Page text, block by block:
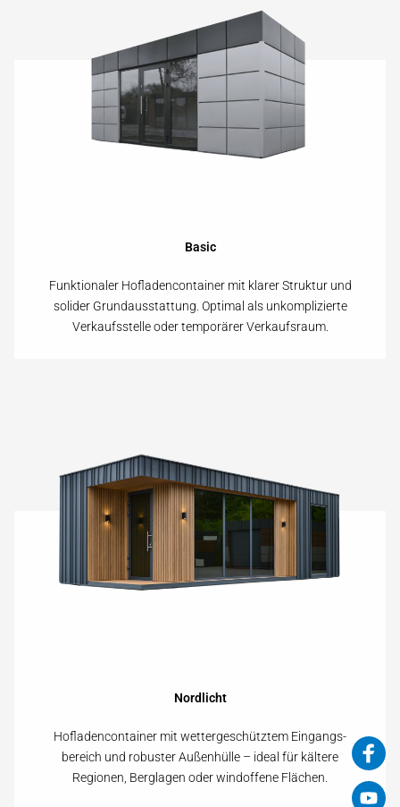
Basic
Funktionaler Hofladencontainer mit klarer Struktur und
solider Grund­ausstattung. Optimal als unkomplizierte
Verkaufs­stelle oder temporärer Verkaufs­raum.
Nordlicht
Hofladencontainer mit wetter­geschütztem Eingangs­
bereich und robuster Außen­hülle – ideal für kältere
Regionen, Berglagen oder wind­offene Flächen.